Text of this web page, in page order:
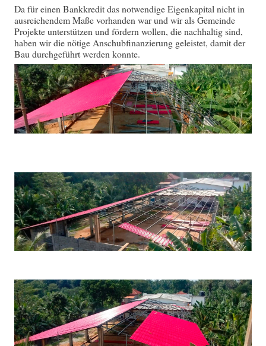
Da für einen Bankkredit das notwendige Eigenkapital nicht in
ausreichendem Maße vorhanden war und wir als Gemeinde
Projekte unterstützen und fördern wollen, die nachhaltig sind,
haben wir die nötige Anschubfinanzierung geleistet, damit der
Bau durchgeführt werden konnte.